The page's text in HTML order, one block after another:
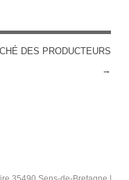
DES PRODUCTEURS
→